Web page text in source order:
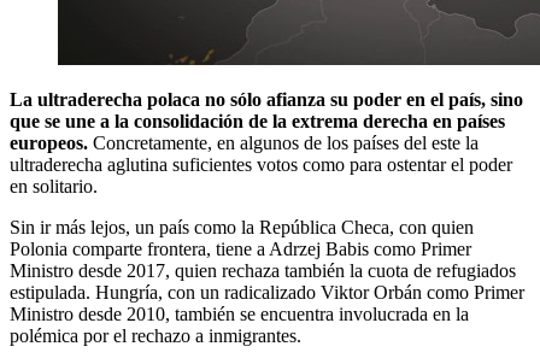
La ultraderecha polaca no sólo afianza su poder en el país, sino
que se une a la consolidación de la extrema derecha en países
europeos. Concretamente, en algunos de los países del este la
ultraderecha aglutina suficientes votos como para ostentar el poder
en solitario.
Sin ir más lejos, un país como la República Checa, con quien
Polonia comparte frontera, tiene a Adrzej Babis como Primer
Ministro desde 2017, quien rechaza también la cuota de refugiados
estipulada. Hungría, con un radicalizado Viktor Orbán como Primer
Ministro desde 2010, también se encuentra involucrada en la
polémica por el rechazo a inmigrantes.